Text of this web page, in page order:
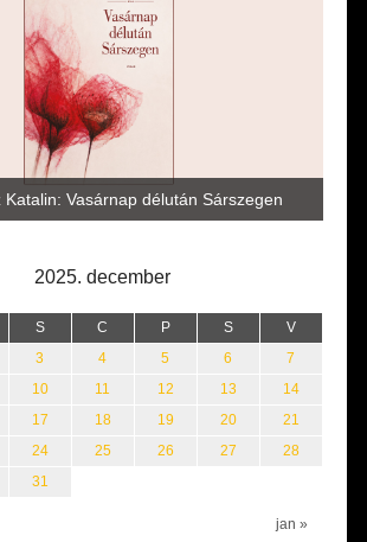
Katalin: Vasárnap délután Sárszegen
2025. december
S C P S V
jan »
3 4 5 6
7
10 11 12 13
14
17 18 19 20
21
24 25 26 27
28
31